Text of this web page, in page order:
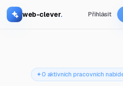
web-clever. Přihlásit
0 aktivních pracovních